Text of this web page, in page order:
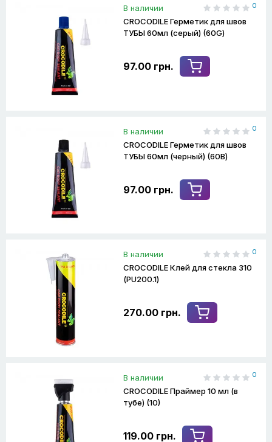
В наличии 0
CROCODILE Герметик для швов
ТУБЫ 60мл (серый) (60G)
97.00 грн.
В наличии 0
CROCODILE Герметик для швов
ТУБЫ 60мл (черный) (60B)
97.00 грн.
В наличии 0
CROCODILE Клей для стекла 310
(PU200.1)
270.00 грн.
В наличии 0
CROCODILE Праймер 10 мл (в
тубе) (10)
119.00 грн.